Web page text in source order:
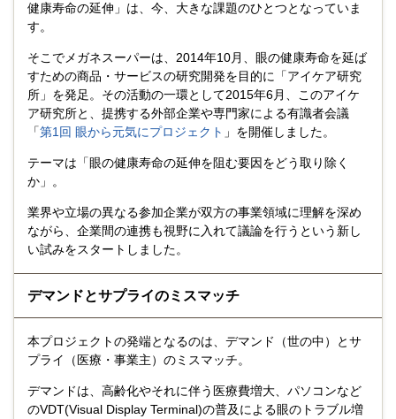
健康寿命の延伸」は、今、大きな課題のひとつとなっていま
す。
そこでメガネスーパーは、2014年10月、眼の健康寿命を延ば
すための商品・サービスの研究開発を目的に「アイケア研究
所」を発足。その活動の一環として2015年6月、このアイケ
ア研究所と、提携する外部企業や専門家による有識者会議
「第1回 眼から元気にプロジェクト 」を開催しました。
テーマは「眼の健康寿命の延伸を阻む要因をどう取り除く
か」。
業界や立場の異なる参加企業が双方の事業領域に理解を深め
ながら、企業間の連携も視野に入れて議論を行うという新し
い試みをスタートしました。
デマンドとサプライのミスマッチ
本プロジェクトの発端となるのは、デマンド（世の中）とサ
プライ（医療・事業主）のミスマッチ。
デマンドは、高齢化やそれに伴う医療費増大、パソコンなど
のVDT(Visual Display Terminal)の普及による眼のトラブル増